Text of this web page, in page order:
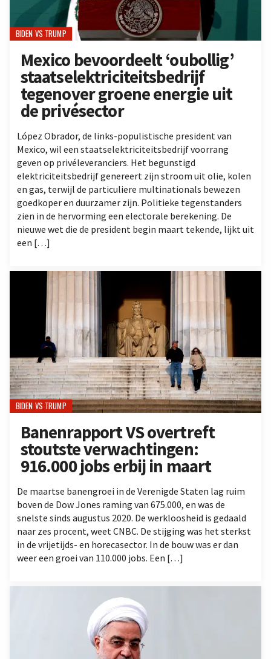
BIDEN VS TRUMP
Mexico bevoordeelt ‘oubollig’
staatselektriciteitsbedrijf
tegenover groene energie uit
de privésector
López Obrador, de links-populistische president van
Mexico, wil een staatselektriciteitsbedrijf voorrang
geven op privéleveranciers. Het begunstigd
elektriciteitsbedrijf genereert zijn stroom uit olie, kolen
en gas, terwijl de particuliere multinationals bewezen
goedkoper en duurzamer zijn. Politieke tegenstanders
zien in de hervorming een electorale berekening. De
nieuwe wet die de president begin maart tekende, lijkt uit
een […]
BIDEN VS TRUMP
Banenrapport VS overtreft
stoutste verwachtingen:
916.000 jobs erbij in maart
De maartse banengroei in de Verenigde Staten lag ruim
boven de Dow Jones raming van 675.000, en was de
snelste sinds augustus 2020. De werkloosheid is gedaald
naar zes procent, weet CNBC. De stijging was het sterkst
in de vrijetijds- en horecasector. In de bouw was er dan
weer een groei van 110.000 jobs. Een […]